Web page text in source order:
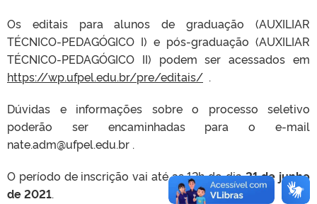
Os editais para alunos de graduação (AUXILIAR
TÉCNICO-PEDAGÓGICO I) e pós-graduação (AUXILIAR
TÉCNICO-PEDAGÓGICO II) podem ser acessados em
https://wp.ufpel.edu.br/pre/editais/ .
Dúvidas e informações sobre o processo seletivo
poderão ser encaminhadas para o e-mail
nate.adm@ufpel.edu.br .
O período de inscrição vai até as 12h do dia21 de junho
de 2021.